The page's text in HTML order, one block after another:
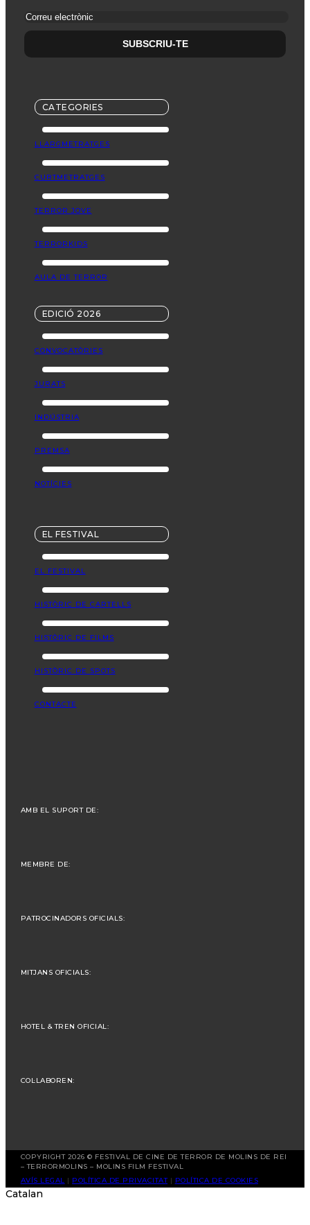
CATEGORIES
LLARGMETRATGES
CURTMETRATGES
TERROR JOVE
TERRORKIDS
AULA DE TERROR
EDICIÓ 2026
CONVOCATÒRIES
JURATS
INDÚSTRIA
PREMSA
NOTÍCIES
EL FESTIVAL
EL FESTIVAL
HISTÒRIC DE CARTELLS
HISTÒRIC DE FILMS
HISTÒRIC DE SPOTS
CONTACTE
AMB EL SUPORT DE:
MEMBRE DE:
PATROCINADORS OFICIALS:
MITJANS OFICIALS:
HOTEL & TREN OFICIAL:
COL·LABOREN:
COPYRIGHT 2026 © FESTIVAL DE CINE DE TERROR DE MOLINS DE REI
– TERRORMOLINS – MOLINS FILM FESTIVAL
AVÍS LEGAL | POLÍTICA DE PRIVACITAT| POLÍTICA DE COOKIES
Catalan